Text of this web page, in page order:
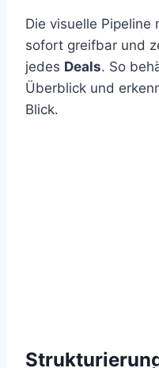
Die visuelle Pipeline
sofort greifbar und
jedes Deals. So
Überblick und
Blick.